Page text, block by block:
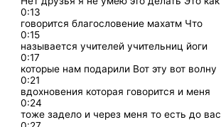
0:13
говорится благословение махатм Что
0:15
называется учителей учительниц йоги
0:17
которые нам подарили Вот эту вот волну
0:21
вдохновения которая говорится и меня
0:24
тоже задело и через меня то есть до вас